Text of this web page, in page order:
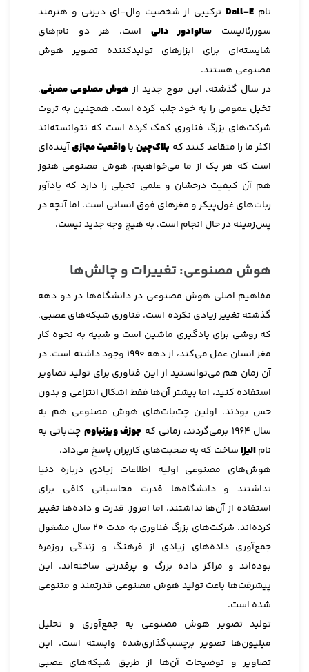
نام Dall-Eترکیبی از شخصیت وال-ای دیزنی و هنرمند
سوررئالیست سالوادور دالی است. هر دو نام‌های
شایسته‌ای برای ابزارهای تولیدکننده تصویر هوش
مصنوعی هستند.
در سال گذشته، این موج جدید از هوش مصنوعی مصرفی،
تخیل عمومی را به خود جلب کرده است. همچنین به ثروت
شرکت‌های بزرگ فناوری کمک کرده است که نتوانسته‌اند
اکثر ما را متقاعد کنند که بلاک‌چینیاواقعیت مجازیآینده‌ای
است که هر یک از ما می‌خواهیم. هوش مصنوعی هنوز
هم آن کیفیت درخشان و علمی تخیلی را دارد که یادآور
ربات‌های غول‌پیکر و مغزهای فوق انسانی است. اما آنچه در
پس‌زمینه در حال انجام است، به هیچ وجه جدید نیست.
هوش مصنوعی: تغییرات و چالش‌ها
مفاهیم اصلی هوش مصنوعی در دانشگاه‌ها در دو دهه
گذشته تغییر زیادی نکرده است. فناوری شبکه‌های عصبی،
که روشی برای یادگیری ماشین است و شبیه به نحوه کار
مغز انسان عمل می‌کند، از دهه 1990 وجود داشته است. در
آن زمان هم می‌توانستید از این فناوری برای تولید تصاویر
استفاده کنید، اما بیشتر آن‌ها فقط اشکال انتزاعی و بدون
حس بودند. اولین چت‌بات‌های هوش مصنوعی هم به
سال 1964 برمی‌گردند، زمانی که
جوزف ویزنباوم چت‌باتی به
نامالیزاساخت که به صحبت‌های کاربران پاسخ می‌داد.
هوش‌های مصنوعی اولیه اطلاعات زیادی درباره دنیا
نداشتند و دانشگاه‌ها قدرت محاسباتی کافی برای
استفاده از آن‌ها نداشتند. اما امروز، قدرت و داده‌ها تغییر
کرده‌اند. شرکت‌های بزرگ فناوری به مدت 20 سال مشغول
جمع‌آوری داده‌های زیادی از فرهنگ و زندگی روزمره
بوده‌اند و مراکز داده بزرگ و پرقدرتی ساخته‌اند. این
پیشرفت‌ها باعث تولید هوش مصنوعی قدرتمند و متنوعی
شده است.
تولید تصویر هوش مصنوعی به جمع‌آوری و تحلیل
میلیون‌ها تصویر برچسب‌گذاری‌شده وابسته است. این
تصاویر و توضیحات آن‌ها از طریق شبکه‌های عصبی